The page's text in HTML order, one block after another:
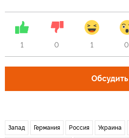
1 0 1 0
Обсудить
Запад Германия Россия Украина